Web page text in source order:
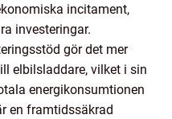
incitament,
investeringar.
gör det mer
elbilsladdare, vilket i sin
energikonsumtionen
en framtidssäkrad